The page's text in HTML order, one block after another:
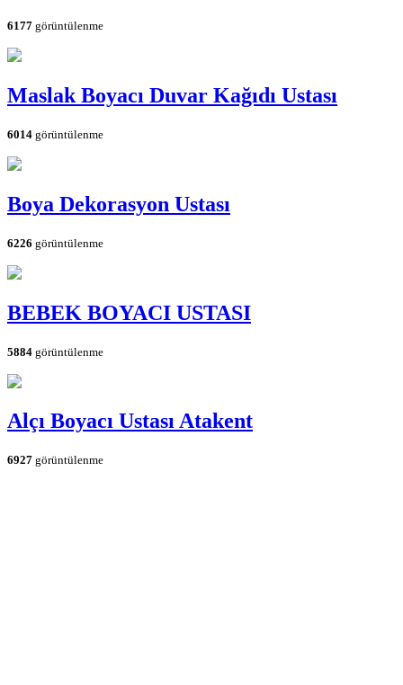
6177 görüntülenme
Maslak Boyacı Duvar Kağıdı Ustası
6014 görüntülenme
Boya Dekorasyon Ustası
6226 görüntülenme
BEBEK BOYACI USTASI
5884 görüntülenme
Alçı Boyacı Ustası Atakent
6927 görüntülenme